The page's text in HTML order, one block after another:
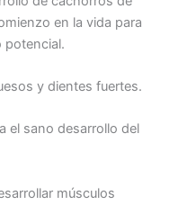
en la vida para
potencial.
y dientes fuertes.
el sano desarrollo del
músculos